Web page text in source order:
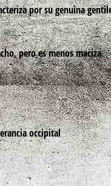
por su genuina
pero es menos maciza.
occipital